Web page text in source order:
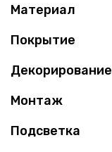
Материал
Покрытие
Декорирование
Монтаж
Подсветка